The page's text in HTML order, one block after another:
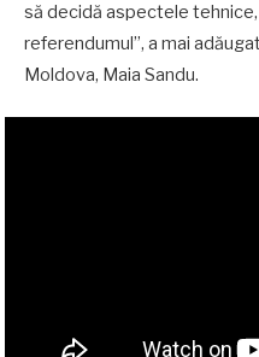
să decidă aspectele
referendumul”, a mai
Moldova, Maia Sandu.